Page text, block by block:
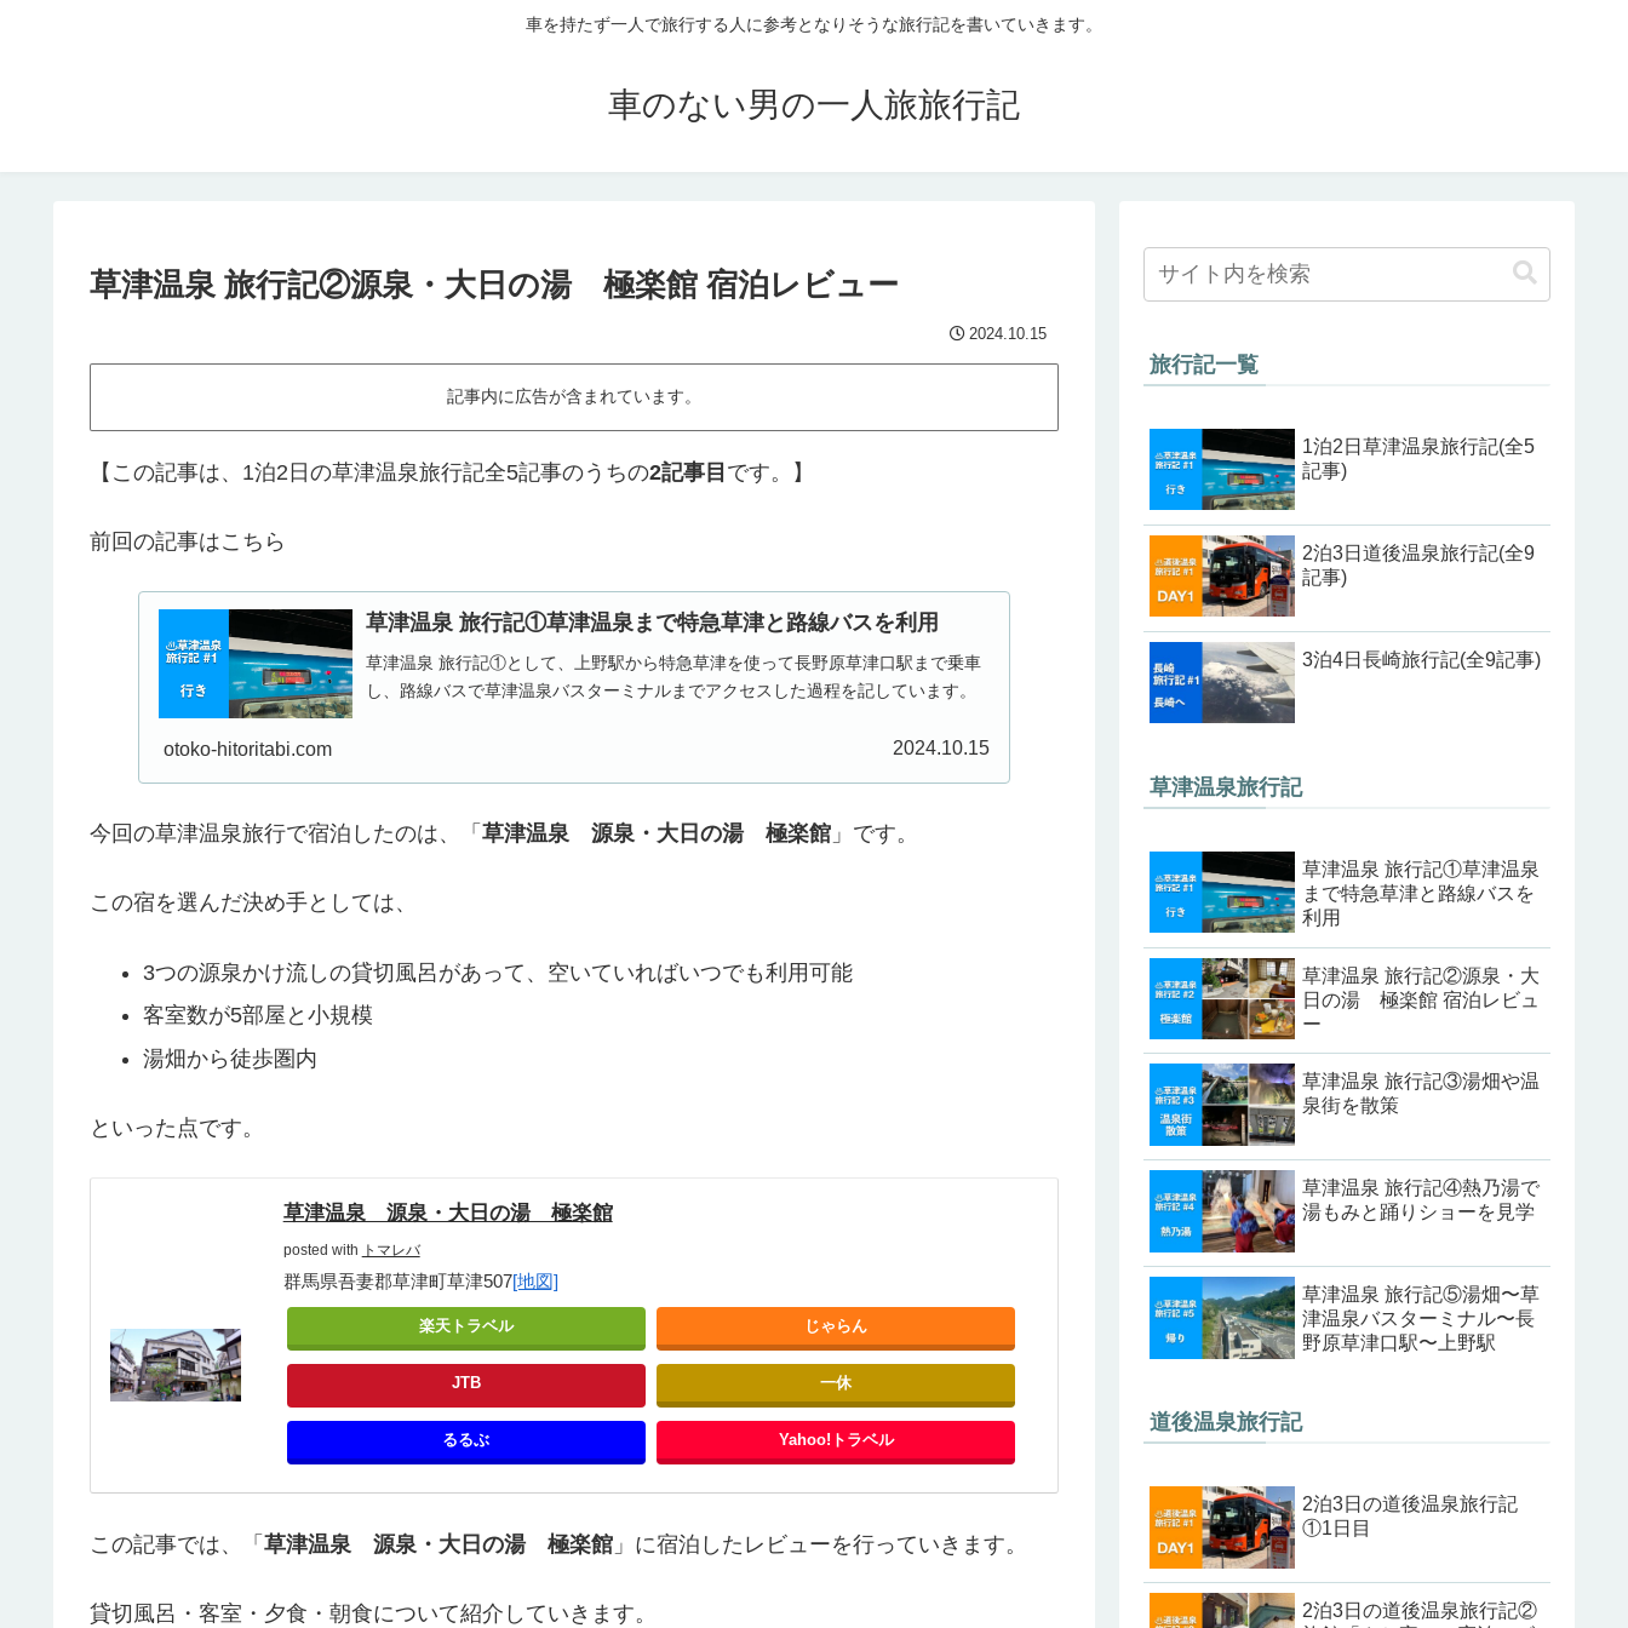
車を持たず一人で旅行する人に参考となりそうな旅行記を書いていきます。
車のない男の一人旅旅行記
草津温泉 旅行記②源泉・大日の湯 極楽館 宿泊レビュー
2024.10.15
記事内に広告が含まれています。
【この記事は、1泊2日の草津温泉旅行記全5記事のうちの2記事目 です。】
前回の記事はこちら
草津温泉 旅行記①草津温泉まで特急草津と路線バスを利用
草津温泉 旅行記①として、上野駅から特急草津を使って長野原草津口駅まで乗車
し、路線バスで草津温泉バスターミナルまでアクセスした過程を記しています。
otoko-hitoritabi.com 2024.10.15
今回の草津温泉旅行で宿泊したのは、「 草津温泉 源泉・大日の湯 極楽館 」です。
この宿を選んだ決め手としては、
3つの源泉かけ流しの貸切風呂があって、空いていればいつでも利用可能
客室数が5部屋と小規模
湯畑から徒歩圏内
といった点です。
草津温泉 源泉・大日の湯 極楽館
posted with トマレバ
群馬県吾妻郡草津町草津507[地図]
楽天トラベル じゃらん
JTB 一休
るるぶ Yahoo!トラベル
この記事では、「 草津温泉 源泉・大日の湯 極楽館 」に宿泊したレビューを行っていきます。
貸切風呂・客室・夕食・朝食について紹介していきます。
旅行記一覧
1泊2日草津温泉旅行記(全5
記事)
2泊3日道後温泉旅行記(全9
記事)
3泊4日長崎旅行記(全9記事)
草津温泉旅行記
草津温泉 旅行記①草津温泉
まで特急草津と路線バスを
利用
草津温泉 旅行記②源泉・大
日の湯 極楽館 宿泊レビュ
ー
草津温泉 旅行記③湯畑や温
泉街を散策
草津温泉 旅行記④熱乃湯で
湯もみと踊りショーを見学
草津温泉 旅行記⑤湯畑〜草
津温泉バスターミナル〜長
野原草津口駅〜上野駅
道後温泉旅行記
2泊3日の道後温泉旅行記
①1日目
2泊3日の道後温泉旅行記②